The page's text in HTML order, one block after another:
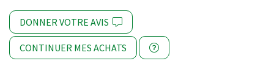
DONNER VOTRE AVIS
CONTINUER MES ACHATS